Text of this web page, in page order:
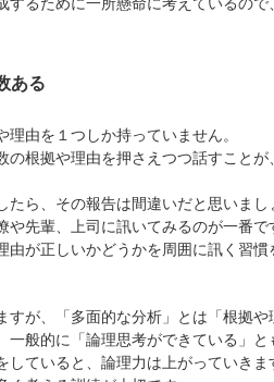
るために一所懸命に考えているの
ある
由を１つしか持っていません。
根拠や理由を押さえつつ話すこと
ら、その報告は間違いだと思いまし
先輩、上司に訊いてみるのが一番で
由が正しいかどうかを周囲に訊く習
が、「多面的な分析」とは「根拠や
般的に「論理思考ができている」と
ていると、論理力は上がっていきま